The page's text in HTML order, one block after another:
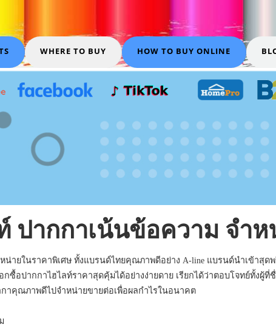
WHERE TO BUY HOW TO BUY ONLINE
ปากกาเน้นข้อความ จำ
ายในราคาพิเศษ ทั้งแบรนด์ไทยคุณภาพดีอย่าง A-line แบรนด์นำเข้าสุดพ
กซื้อปากกาไฮไลท์ราคาสุดคุ้มได้อย่างง่ายดาย เรียกได้ว่าตอบโจทย์ทั้ง
าคุณภาพดีไปจำหน่ายขายต่อเพื่อผลกำไรในอนาคต